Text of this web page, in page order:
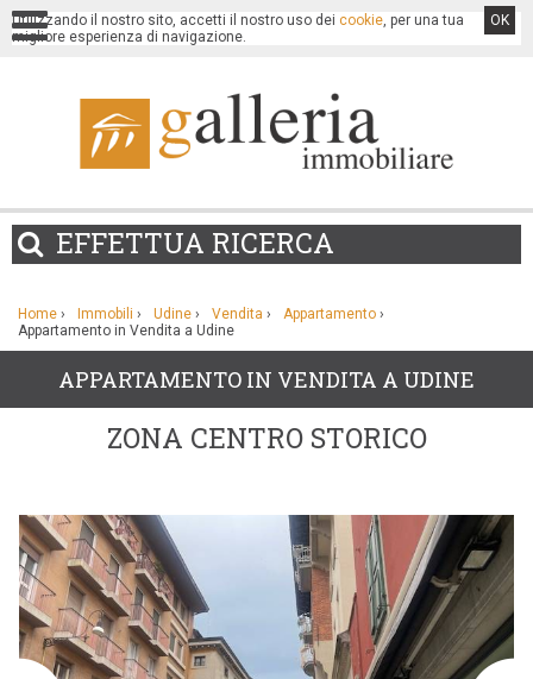
Utilizzando il nostro sito, accetti il nostro uso dei cookie, per una tua
migliore esperienza di navigazione.
OK
EFFETTUA RICERCA
Home › Immobili › Udine › Vendita › Appartamento ›
Appartamento in Vendita a Udine
APPARTAMENTO IN VENDITA A UDINE
ZONA CENTRO STORICO